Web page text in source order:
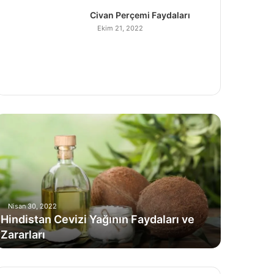
Civan Perçemi Faydaları
Ekim 21, 2022
Nisan 30, 2022
Hindistan Cevizi Yağının Faydaları ve
Zararları